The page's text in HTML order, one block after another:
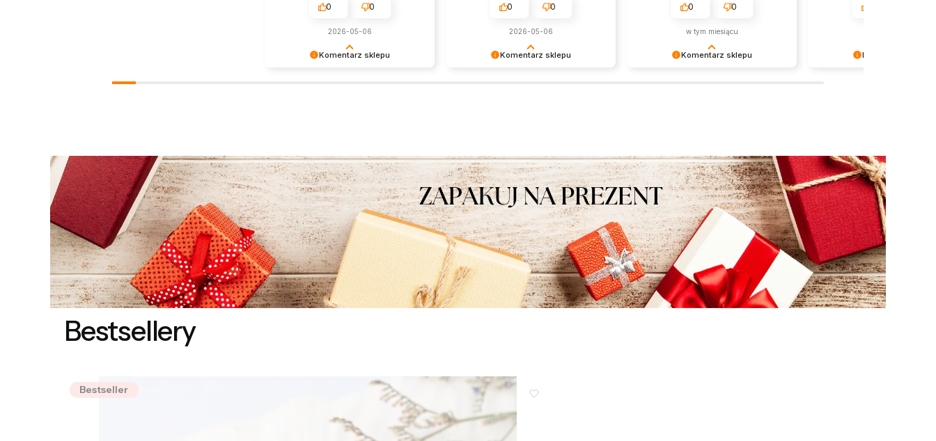
Komentarz sklepu
0 0
2026-05-06
Komentarz sklepu
0 0
2026-05-06
Komentarz sklepu
0 0
w tym miesiącu
Komentarz sklepu
Bestsellery
Bestseller